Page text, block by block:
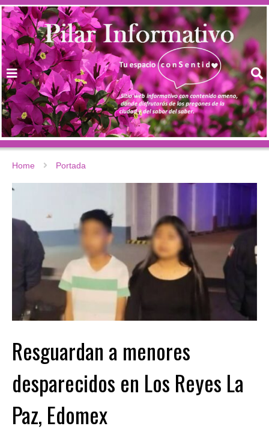
Home Portada
Resguardan a menores
desparecidos en Los Reyes La
Paz, Edomex